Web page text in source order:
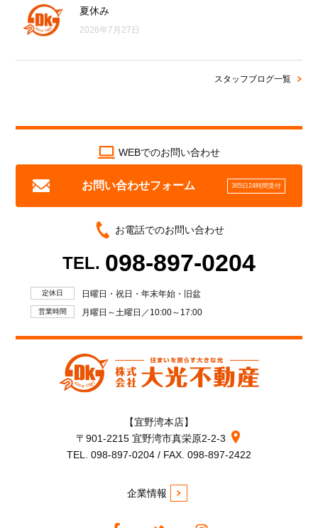
夏休み
2026年7月27日
スタッフブログ一覧
WEBでのお問い合わせ
お問い合わせフォーム 365日24時間受付
お電話でのお問い合わせ
TEL. 098-897-0204
定休日 日曜日・祝日・年末年始・旧盆
営業時間 月曜日～土曜日／10:00～17:00
【宜野湾本店】
〒901-2215 宜野湾市真栄原2-2-3
TEL. 098-897-0204 / FAX. 098-897-2422
企業情報